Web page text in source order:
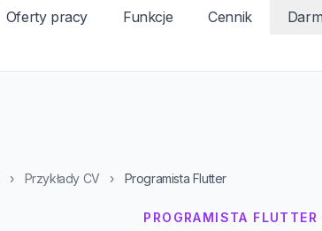
Oferty pracy Funkcje Cennik
› Przykłady CV › Programista Flutter
PROGRAMISTA